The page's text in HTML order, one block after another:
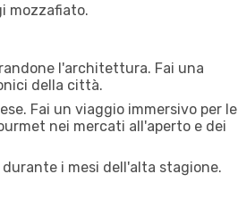
mozzafiato.
l'architettura. Fai una
della città.
Fai un viaggio immersivo per le
nei mercati all'aperto e dei
i mesi dell'alta stagione.